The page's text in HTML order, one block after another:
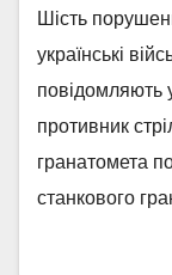
Шість
українські
противник
гранатомета
станкового